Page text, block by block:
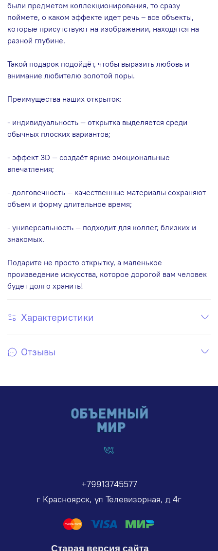
были предметом коллекционирования, то сразу
поймете, о каком эффекте идет речь – все объекты,
которые присутствуют на изображении, находятся на
разной глубине.
Такой подарок подойдёт, чтобы выразить любовь и
внимание любителю золотой поры.
Преимущества наших открыток:
- индивидуальность — открытка выделяется среди
обычных плоских вариантов;
- эффект 3D — создаёт яркие эмоциональные
впечатления;
- долговечность — качественные материалы сохраняют
объем и форму длительное время;
- универсальность — подходит для коллег, близких и
знакомых.
Подарите не просто открытку, а маленькое
произведение искусства, которое дорогой вам человек
будет долго хранить!
Характеристики
Отзывы
+79913745577
г Красноярск, ул Телевизорная, д 4г
Старая версия сайта